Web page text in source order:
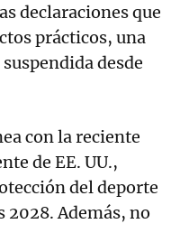
declaraciones que
prácticos, una
desde
con la reciente
de EE. UU.,
del deporte
2028. Además, no